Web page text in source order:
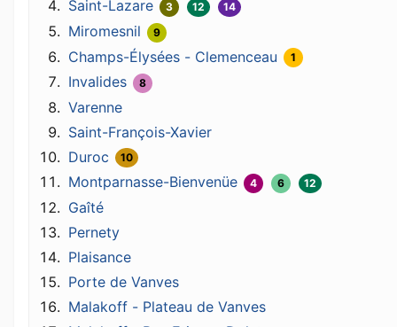
Saint-Lazare
3 12 14
Miromesnil 9
Champs-Élysées - Clemenceau 1
Invalides 8
Varenne
Saint-François-Xavier
Duroc
10
Montparnasse-Bienvenüe 4 6 12
Gaîté
Pernety
Plaisance
Porte de Vanves
Malakoff - Plateau de Vanves